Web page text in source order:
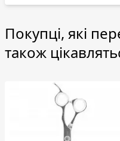
Покупці, які
також